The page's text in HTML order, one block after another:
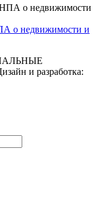
о недвижимости и
и разработка: